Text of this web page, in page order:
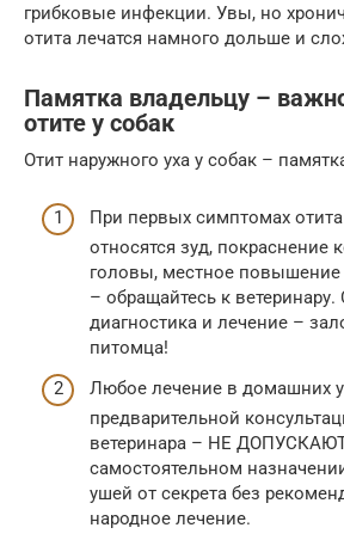
грибковые инфекции. Увы, но
отита лечатся намного дольше и
Памятка владельцу –
отите у собак
Отит наружного уха у собак –
При первых симптомах
относятся зуд, покраснение
головы, местное повышение
– обращайтесь к
диагностика и лечение –
питомца!
Любое лечение в домашних
предварительной
ветеринара – НЕ
самостоятельном
ушей от секрета без
народное лечение.